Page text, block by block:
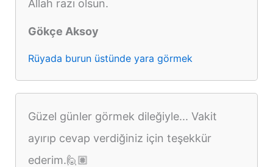
Allah razı olsun.
Gökçe Aksoy
Rüyada burun üstünde yara görmek
Güzel günler görmek dileğiyle... Vakit
ayırıp cevap verdiğiniz için teşekkür
ederim.🙋🏽